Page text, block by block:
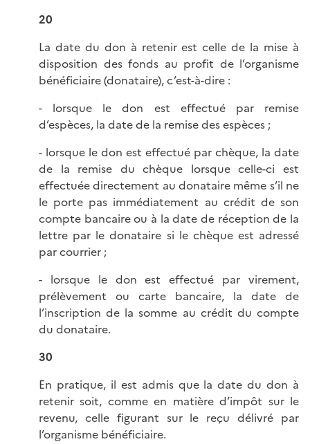
20
La date du don à retenir est celle de la mise à
disposition des fonds au profit de l’organisme
bénéficiaire (donataire), c’est-à-dire :
- lorsque le don est effectué par remise
d’espèces, la date de la remise des espèces ;
- lorsque le don est effectué par chèque, la date
de la remise du chèque lorsque celle-ci est
effectuée directement au donataire même s’il ne
le porte pas immédiatement au crédit de son
compte bancaire ou à la date de réception de la
lettre par le donataire si le chèque est adressé
par courrier ;
- lorsque le don est effectué par virement,
prélèvement ou carte bancaire, la date de
l’inscription de la somme au crédit du compte
du donataire.
30
En pratique, il est admis que la date du don à
retenir soit, comme en matière d’impôt sur le
revenu, celle figurant sur le reçu délivré par
l’organisme bénéficiaire.